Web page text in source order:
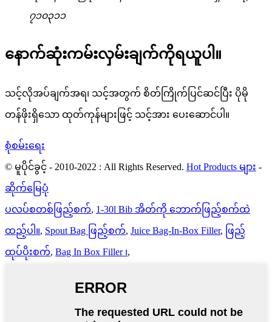
၇၁၀၃၁၁
နောက်ဆုံးကမ်းလှမ်းချက်ကိုရယူပါ။
သင့်လိုအပ်ချက်အရ၊ သင့်အတွက် စိတ်ကြိုက်ပြင်ဆင်ပြီး ပိုမို
တန်ဖိုးရှိသော ထုတ်ကုန်များဖြင့် သင့်အား ပေးဆောင်ပါ။
စုံစမ်းရေး
© မူပိုင်ခွင့် - 2010-2022 : All Rights Reserved. Hot Products များ -
ဆိုက်မြေပုံ
ပလပ်စတစ်ဖြည့်စက်, 1-30l Bib အိတ်ကို ဘောက်ဖြည့်စက်ထဲ
ထည့်ပါ။, Spout Bag ဖြည့်စက်, Juice Bag-In-Box Filler, ဖြည့်
ထုပ်ပိုးစက်, Bag In Box Filler ၊,